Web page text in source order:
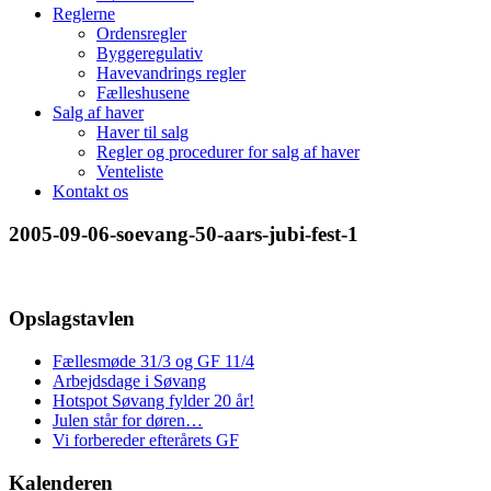
Reglerne
Ordensregler
Byggeregulativ
Havevandrings regler
Fælleshusene
Salg af haver
Haver til salg
Regler og procedurer for salg af haver
Venteliste
Kontakt os
2005-09-06-soevang-50-aars-jubi-fest-1
Opslagstavlen
Fællesmøde 31/3 og GF 11/4
Arbejdsdage i Søvang
Hotspot Søvang fylder 20 år!
Julen står for døren…
Vi forbereder efterårets GF
Kalenderen